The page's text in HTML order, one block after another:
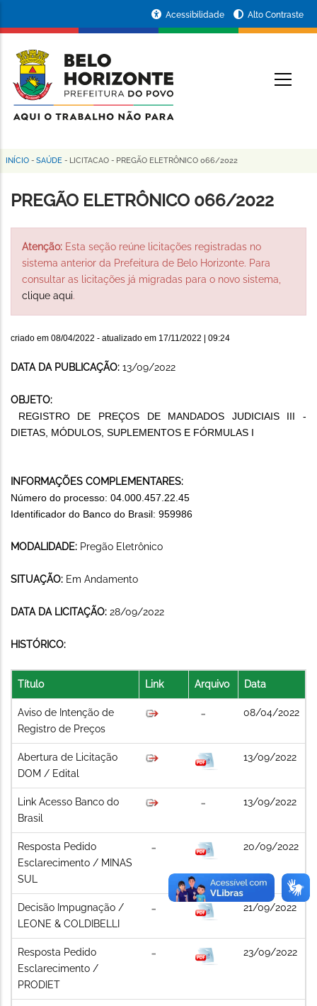
conteúdo
principal
da
Prefeitura
de
Horizonte
Acessibilidade Alto Contraste
Trilha
de
INÍCIO - SAÚDE - LICITACAO - PREGÃO ELETRÔNICO 066/2022
PREGÃO ELETRÔNICO 066/2022
Atenção: Esta seção reúne licitações registradas no
sistema anterior da Prefeitura de Belo Horizonte. Para
consultar as licitações já migradas para o novo sistema,
clique aqui.
criado em 08/04/2022 - atualizado em 17/11/2022 | 09:24
DATA DA PUBLICAÇÃO: 13/09/2022
OBJETO:
REGISTRO DE PREÇOS DE MANDADOS JUDICIAIS III -
DIETAS, MÓDULOS, SUPLEMENTOS E FÓRMULAS I
INFORMAÇÕES COMPLEMENTARES:
Número do processo: 04.000.457.22.45
Identificador do Banco do Brasil: 959986
MODALIDADE: Pregão Eletrônico
SITUAÇÃO: Em Andamento
DATA DA LICITAÇÃO: 28/09/2022
HISTÓRICO:
Título Link Arquivo Data
Aviso de Intenção de
Registro de Preços
08/04/2022
Abertura de Licitação
DOM / Edital
13/09/2022
Link Acesso Banco do
Brasil
13/09/2022
Resposta Pedido
Esclarecimento / MINAS
SUL
20/09/2022
Decisão Impugnação /
LEONE & COLDIBELLI
21/09/2022
Resposta Pedido
Esclarecimento /
PRODIET
23/09/2022